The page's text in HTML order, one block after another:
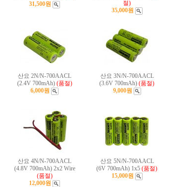
31,500원
절)
35,000원
산요 2N/N-700AACL
(2.4V 700mAh) (품절)
6,000원
산요 3N/N-700AACL
(3.6V 700mAh) (품절)
9,000원
산요 4N/N-700AACL
(4.8V 700mAh) 2x2 Wire
(품절)
12,000원
산요 5N/N-700AACL
(6V 700mAh) 1x5 (품절)
15,000원